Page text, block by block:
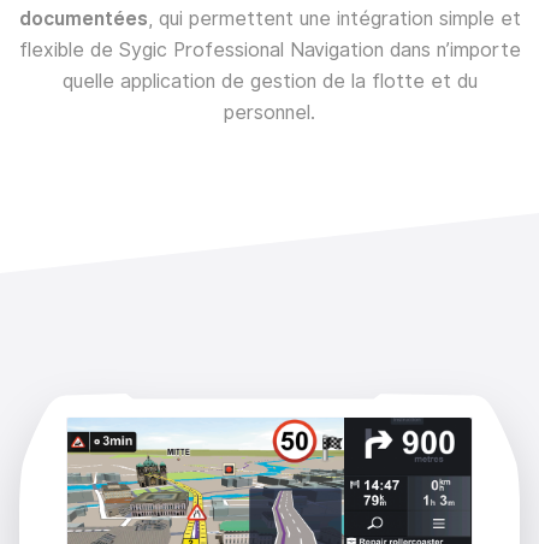
documentées, qui permettent une intégration simple et
flexible de Sygic Professional Navigation dans n’importe
quelle application de gestion de la flotte et du
personnel.